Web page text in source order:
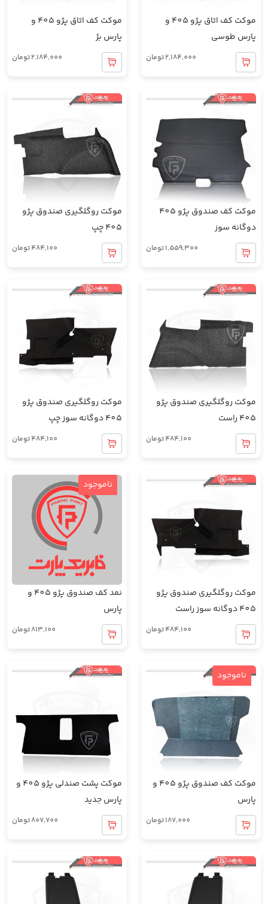
موکت کف اتاق پژو 405 و
پارس طوسی
2,184,000تومان
موکت کف اتاق پژو 405 و
پارس بژ
2,184,000تومان
موکت کف صندوق پژو 405
دوگانه سوز
1,559,300تومان
موکت روگلگیری صندوق پژو
405 چپ
484,100تومان
موکت روگلگیری صندوق پژو
405 راست
484,100تومان
موکت روگلگیری صندوق پژو
405 دوگانه سوز چپ
484,100تومان
موکت روگلگیری صندوق پژو
405 دوگانه سوز راست
484,100تومان
ناموجود
نمد کف صندوق پژو 405 و
پارس
813,100تومان
ناموجود
موکت کف صندوق پژو 405 و
پارس
187,000تومان
موکت پشت صندلی پژو 405 و
پارس جدید
807,700تومان